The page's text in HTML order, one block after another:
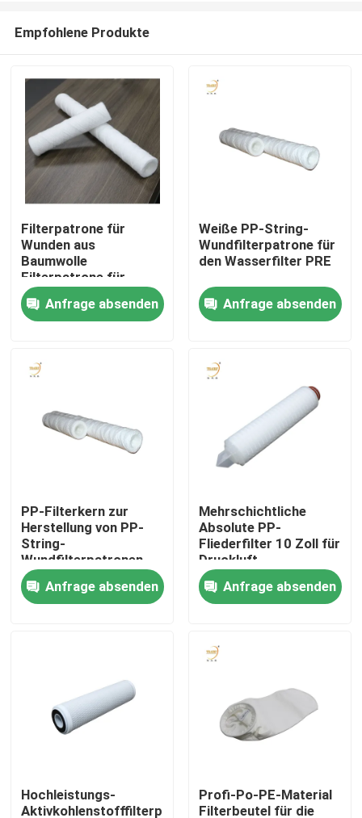
Über uns
Fabrik-Ausflug
Qualitätskontrolle
Tiefer Filter der Falten-HEPA
FFU-Einheit
Empfohlene Produkte
Filterpatrone für
Wunden aus
Baumwolle
Filterpatrone für
Wasserfilter
Anfrage absenden
Weiße PP-String-
Wundfilterpatrone für
den Wasserfilter PRE
Anfrage absenden
PP-Filterkern zur
Herstellung von PP-
String-
Wundfilterpatronen
für Wasserfilter
Anfrage absenden
Mehrschichtliche
Absolute PP-
Fliederfilter 10 Zoll für
Druckluft
Anfrage absenden
Hochleistungs-
Aktivkohlenstofffilterpatrone
Profi-Po-PE-Material
Filterbeutel für die